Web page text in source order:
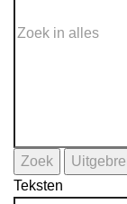
Zoek
Teksten